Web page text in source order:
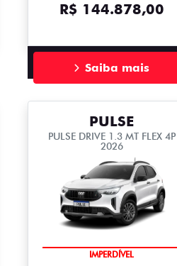
R$ 144.878,00
Saiba mais
PULSE
PULSE DRIVE 1.3 MT FLEX 4P
2026
IMPERDÍVEL